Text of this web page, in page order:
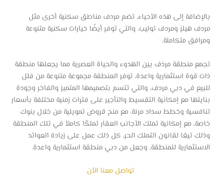
بالإضافة إلى هذه الأحياء، تضم مردف مناطق سكنية أخرى مثل
مردف هيلز ومردف توليب، والتي توفر أيضًا خيارات سكنية متنوعة
ومرافق متكاملة.
تجمع منطقة مردف بين الهدوء والحياة العصرية مما يجعلها منطقة
ذات قوة استثمارية واعدة، توفر المنطقة مجموعة متنوعة من فلل
للبيع في دبي مردف، والتي تتسم بتصميمها المتميز والفاخر وجودة
بنايتها مع إمكانية التقسيط والتأجير على فترات زمنية مختلفة بأسعار
تنافسية وخطط سداد مرنة، مع منح قروض تمويلية من خلال بنوك
خاصة، مع إمكانية تملك الأجانب العقار تملكًا كاملاً في تلك المنطقة
وذلك تيعًا لقانون التملك الحر، كل ذلك عمل على زيادة العوائد
الاستثمارية للمنطقة، وجعل من دبي منطقة استثمارية واعدة.
تواصل معنا الأن